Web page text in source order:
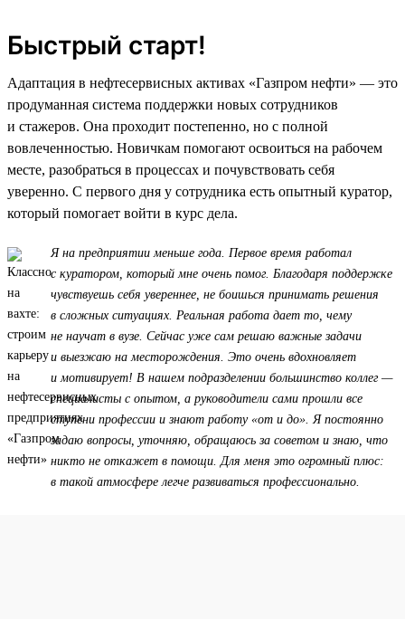
Быстрый старт!
Адаптация в нефтесервисных активах «Газпром нефти» — это
продуманная система поддержки новых сотрудников
и стажеров. Она проходит постепенно, но с полной
вовлеченностью. Новичкам помогают освоиться на рабочем
месте, разобраться в процессах и почувствовать себя
уверенно. С первого дня у сотрудника есть опытный куратор,
который помогает войти в курс дела.
Я на предприятии меньше года. Первое время работал
с куратором, который мне очень помог. Благодаря поддержке
чувствуешь себя увереннее, не боишься принимать решения
в сложных ситуациях. Реальная работа дает то, чему
не научат в вузе. Сейчас уже сам решаю важные задачи
и выезжаю на месторождения. Это очень вдохновляет
и мотивирует! В нашем подразделении большинство коллег —
специалисты с опытом, а руководители сами прошли все
ступени профессии и знают работу «от и до». Я постоянно
задаю вопросы, уточняю, обращаюсь за советом и знаю, что
никто не откажет в помощи. Для меня это огромный плюс:
в такой атмосфере легче развиваться профессионально.